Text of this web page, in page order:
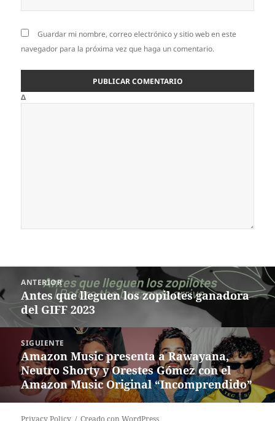
Guardar mi nombre, correo electrónico y sitio web en este
navegador para la próxima vez que haga un comentario.
Δ
de
entradas
ANTERIOR
Entrada
anterior:
Antes que lleguen los zopilotes ganadora
del GIFF 2023
SIGUIENTE
Siguiente
entrada:
Amazon Music presenta a Rawayana,
Neutro Shorty y Orestes Gómez con el
Amazon Music Original “Incomprendido”
Privacy Policy Creado con WordPress